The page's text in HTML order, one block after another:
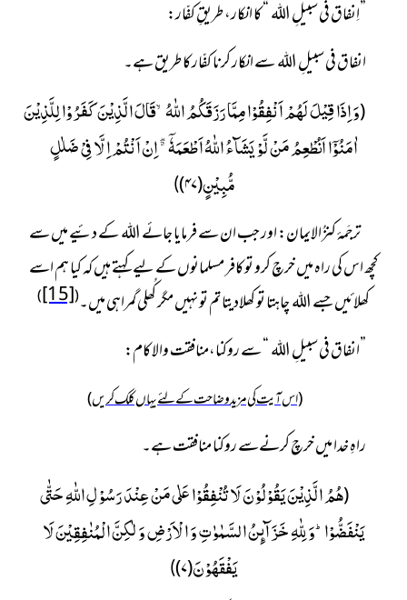
”اِنفاق فی سبیلِ اللہ “ کا انکار، طریقِ کفّار:
انفاق فی سبیلِ اللہ سے انکار کرنا کفّار کا طریق ہے۔
(وَ اِذَا قِیْلَ لَهُمْ اَنْفِقُوْا مِمَّا رَزَقَكُمُ اللّٰهُۙ-قَالَ الَّذِیْنَ كَفَرُوْا لِلَّذِیْنَ
اٰمَنُوْۤا اَنُطْعِمُ مَنْ لَّوْ یَشَآءُ اللّٰهُ اَطْعَمَهٗۤ ﳓ اِنْ اَنْتُمْ اِلَّا فِیْ ضَلٰلٍ
مُّبِیْنٍ(۴۷)
)
ترجَمۂ کنزُالایمان:اور جب ان سے فرمایا جائے اللہ کے دئیے میں سے
کچھ اس کی راہ میں خرچ کرو تو کافر مسلمانوں کے لیے کہتے ہیں کہ کیا ہم اسے
کھلائیں جسے اللہ چاہتا تو کھلادیتا تم تو نہیں مگر کُھلی گمراہی میں۔(
[15]
)
”انفاق فی سبیلِ اللہ “ سے روکنا،منافقت والا کام:
(اس آیت کی مزید وضاحت کے لئے یہاں کلک کریں)
راہِ خدا میں خرچ کرنےسے روکنا منافقت ہے۔
(هُمُ الَّذِیْنَ یَقُوْلُوْنَ لَا تُنْفِقُوْا عَلٰى مَنْ عِنْدَ رَسُوْلِ اللّٰهِ حَتّٰى
یَنْفَضُّوْاؕ-وَ لِلّٰهِ خَزَآىٕنُ السَّمٰوٰتِ وَ الْاَرْضِ وَ لٰكِنَّ الْمُنٰفِقِیْنَ لَا
یَفْقَهُوْنَ(۷)
)